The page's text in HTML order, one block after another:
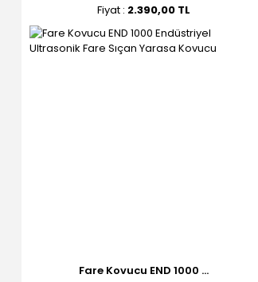
Fiyat : 2.390,00 TL
Fare Kovucu END 1000 ...